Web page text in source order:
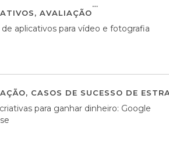
, AVALIAÇÃO
de aplicativos para vídeo e fotografia
, CASOS DE SUCESSO DE
para ganhar dinheiro: Google